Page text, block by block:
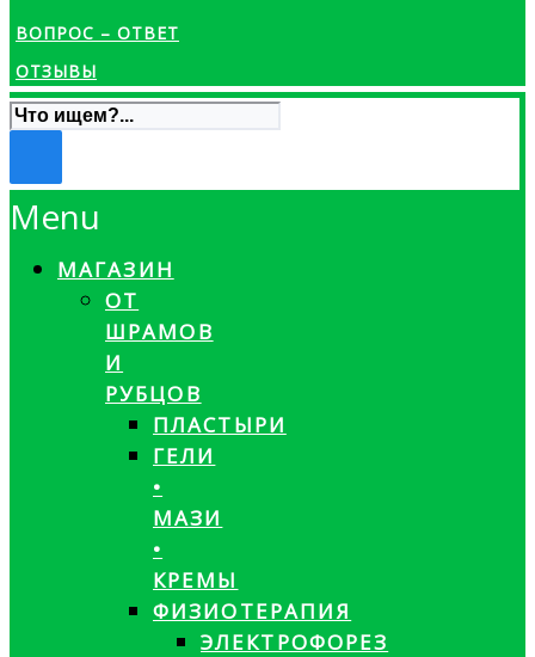
ВОПРОС – ОТВЕТ
ОТЗЫВЫ
Menu
МАГАЗИН
ОТ
ШРАМОВ
И
РУБЦОВ
ПЛАСТЫРИ
ГЕЛИ
•
МАЗИ
•
КРЕМЫ
ФИЗИОТЕРАПИЯ
ЭЛЕКТРОФОРЕЗ